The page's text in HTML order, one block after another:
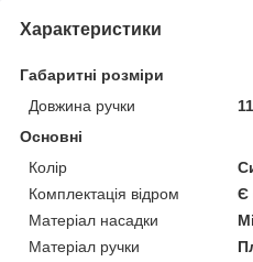
Характеристики
Габаритні розміри
Довжина ручки
Основні
Колір
Комплектація відром
Є
Матеріал насадки
Матеріал ручки